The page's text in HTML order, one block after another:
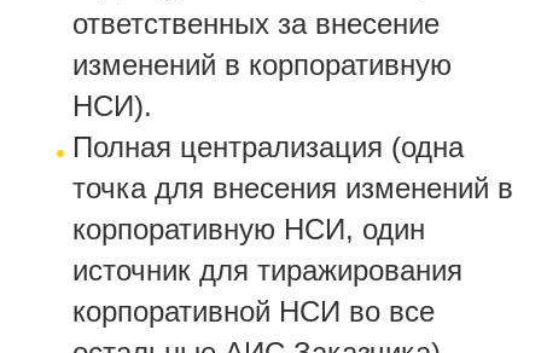
ответственных за внесение
изменений в корпоративную
НСИ).
Полная централизация (одна
точка для внесения изменений в
корпоративную НСИ, один
источник для тиражирования
корпоративной НСИ во все